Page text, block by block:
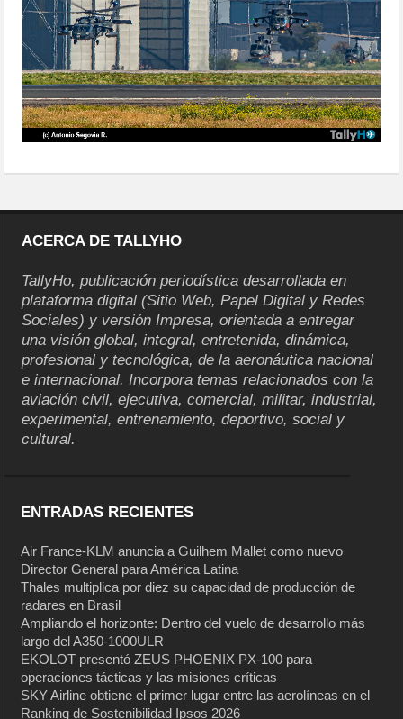
ACERCA DE TALLYHO
TallyHo, publicación periodística desarrollada en
plataforma digital (Sitio Web, Papel Digital y Redes
Sociales) y versión Impresa, orientada a entregar
una visión global, integral, entretenida, dinámica,
profesional y tecnológica, de la aeronáutica nacional
e internacional. Incorpora temas relacionados con la
aviación civil, ejecutiva, comercial, militar, industrial,
experimental, entrenamiento, deportivo, social y
cultural.
ENTRADAS RECIENTES
Air France-KLM anuncia a Guilhem Mallet como nuevo
Director General para América Latina
Thales multiplica por diez su capacidad de producción de
radares en Brasil
Ampliando el horizonte: Dentro del vuelo de desarrollo más
largo del A350-1000ULR
EKOLOT presentó ZEUS PHOENIX PX-100 para
operaciones tácticas y las misiones críticas
SKY Airline obtiene el primer lugar entre las aerolíneas en el
Ranking de Sostenibilidad Ipsos 2026